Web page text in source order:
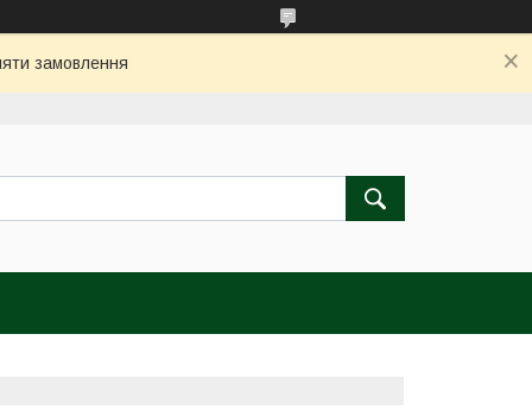
замовлення